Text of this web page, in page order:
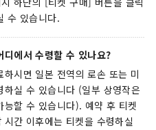
수 있습니다.
에서 수령할 수 있나요?
시면 일본 전역의 로손 또는 미
하실 수 있습니다 (일부 상영작은
능할 수 있습니다). 예약 후 티켓
간 이후에는 티켓을 수령하실